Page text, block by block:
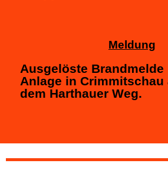
Meldung
Ausgelöste Brandmelde
Anlage in Crimmitschau
dem Harthauer Weg.